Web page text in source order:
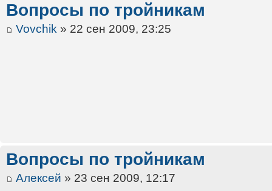
Вопросы по тройникам
Vovchik » 22 сен 2009, 23:25
Вопросы по тройникам
Алексей » 23 сен 2009, 12:17